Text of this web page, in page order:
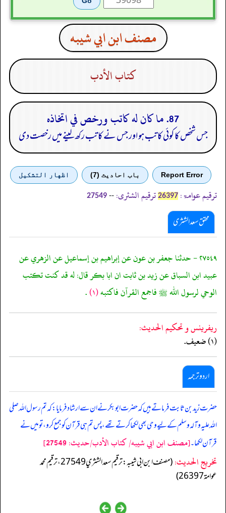
مصنف ابن ابي شيبه
كتاب الأدب
87. ما كان له كاتب ورخص في اتخاذه
جس شخص کا کوئی کاتب ہو اور جس نے کاتب رکھ لینے میں رخصت دی
Report Error باب احادیث (7) اظهار التشكيل
ترقیم عوامۃ: 26397 ترقیم الشثری: --
27549
محقق سعد الشثری
٢٧٥٤٩ - حدثنا جعفر بن عون عن إبراهيم بن إسماعيل عن الزهري عن
عبيد ابن السباق عن زيد بن ثابت ان ابا بكر قال: له قد كنت تكتب
الوحي لرسول الله ﷺ فاجمع القرآن فاكتبه(١) .
ريفرينس و تحكيم الحدیث:
(١) ضعيف.
اردو ترجمہ
حضرت زید بن ثابت فرماتے ہیں کہ حضرت ابوبکر نے ان سے ارشاد فرمایا: کہ تم رسول اللہ صلی
اللہ علیہ وآلہ وسلم کے لیے وحی بھی لکھا کرتے تھے، پس تم ہی قرآن کو جمع کرو، تو میں نے
قرآن لکھا۔[مصنف ابن ابي شيبه/ كتاب الأدب/حدیث: 27549]
تخریج الحدیث:
(مصنف ابن ابي شيبه: ترقيم سعد الشثري 27549، ترقيم محمد
عوامة 26397)